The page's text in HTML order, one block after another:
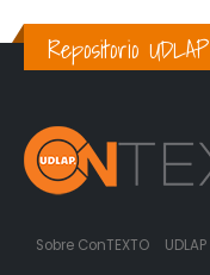
Repositorio UDLAP
Sobre ConTEXTO UDLAP